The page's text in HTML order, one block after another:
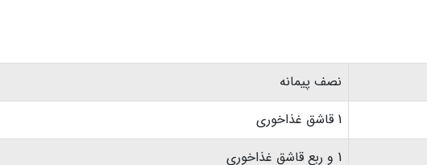
نصف پیمانه
1 قاشق غذاخوری
1 و ربع قاشق غذاخوری